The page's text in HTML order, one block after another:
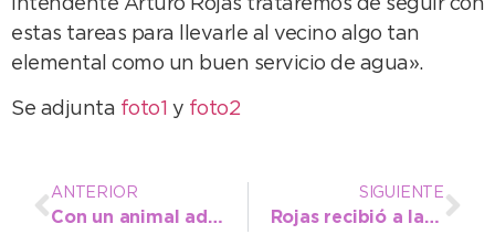
intendente Arturo Rojas trataremos de seguir con
estas tareas para llevarle al vecino algo tan
elemental como un buen servicio de agua».
Se adjunta foto1 y foto2
ANTERIOR
Con un animal adiestrado y ocho nuevos efectivos, se incrementa el control antidrogas en Necochea
SIGUIENTE
Rojas recibió a la Secretaria de Promoción Turística de la Nación para empezar a establecer políticas en conjunto